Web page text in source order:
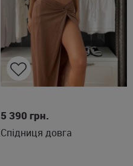
5 390 грн.
Спідниця довга